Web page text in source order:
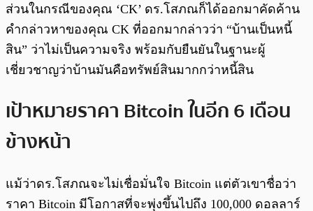
ส่วนในกรณีของคุณ ‘CK’ ดร.โสภณก็ได้ออกมาคัดค้าน
คำกล่าวหาของคุณ CK ที่ออกมากล่าวว่า “บ้านเป็นหนี้
สิน” ว่าไม่เป็นความจริง พร้อมกับยืนยันในฐานะผู้
เชี่ยวชาญว่าบ้านมันคือทรัพย์สินมากกว่าหนี้สิน
เป้าหมายราคา Bitcoin ในอีก 6 เดือน
ข้างหน้า
แม้ว่าดร.โสภณจะไม่เชื่อมั่นใจ Bitcoin แต่ตัวเขาชื่อว่า
ราคา Bitcoin มีโอกาสที่จะพุ่งขึ้นไปถึง 100,000 ดอลลาร์